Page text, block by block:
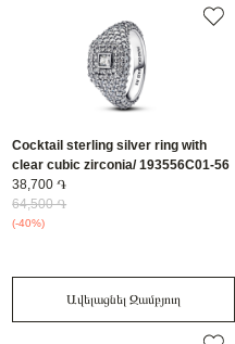
Cocktail sterling silver ring with
clear cubic zirconia/ 193556C01-56
38,700 ֏
64,500 ֏
(-40%)
Ավելացնել Զամբյուղ